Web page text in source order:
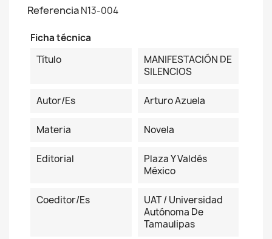
ReferenciaN13-004
Ficha técnica
Título
MANIFESTACIÓN DE
SILENCIOS
Autor/es Arturo Azuela
Materia Novela
Editorial
Plaza Y Valdés
México
Coeditor/es
UAT / Universidad
Autónoma De
Tamaulipas